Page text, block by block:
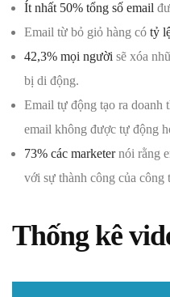
Ít nhất 50% tổng số email
Email từ bỏ giỏ hàng có tỷ
42,3% mọi người sẽ xóa
bị di động.
Email tự động tạo ra doanh
email không được tự động
73% các marketernói rằng
với sự thành công của công
Thống kê